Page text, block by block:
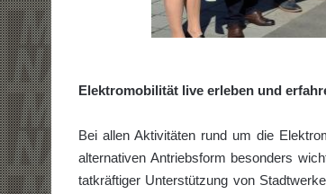
Elektromobilität live erleben und
Bei allen Aktivitäten rund um die
alternativen Antriebsform besonders
tatkräftiger Unterstützung von